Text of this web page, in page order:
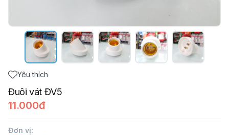
Yêu thích
Đuôi vát ĐV5
11.000đ
Đơn vị: